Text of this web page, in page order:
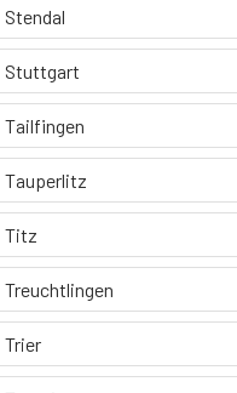
Stendal
Stuttgart
Tailfingen
Tauperlitz
Titz
Treuchtlingen
Trier